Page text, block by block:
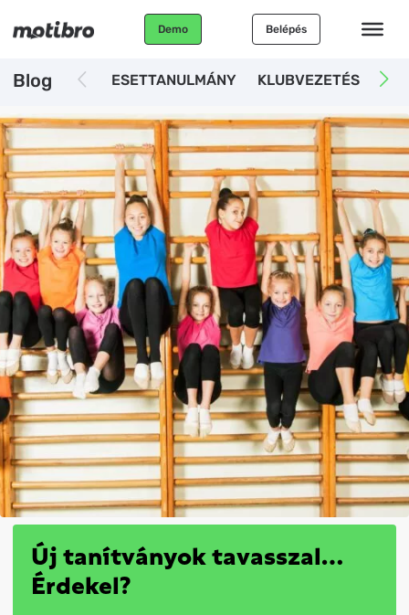
Demo Belépés
Blog ESETTANULMÁNY KLUBVEZETÉS
Új tanítványok tavasszal…
Érdekel?